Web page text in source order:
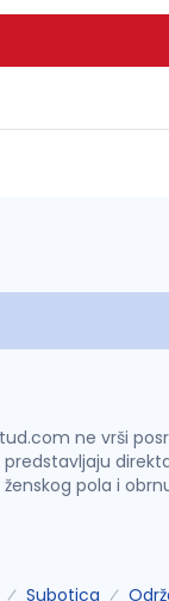
ne vrši
pola i
Subotica